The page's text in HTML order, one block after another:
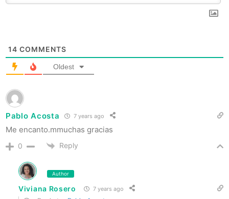
14 COMMENTS
Oldest
Pablo Acosta 7 years ago
Me encanto.mmuchas gracias
0 Reply
Author
Viviana Rosero 7 years ago